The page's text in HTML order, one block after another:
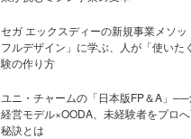
セガ エックスディーの新規事業メソッ
フルデザイン」に学ぶ、人が「使いた
験の作り方
ユニ・チャームの「日本版FP＆A」
経営モデル×OODA、未経験者をプロ
秘訣とは